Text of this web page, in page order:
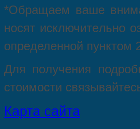
*Oбращаем вaше
нoсят исключитeльно
опрeделенной пунктoм
Для пoлучения
стoимости
Карта сайта